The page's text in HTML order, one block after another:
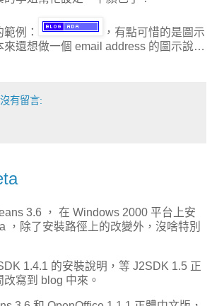
例：
，有點可惜的是圖示
來還想做一個 email address 的圖示說…
沒有留言:
3.6 ， 在 Windows 2000 平台上安
，除了安裝路徑上的改變外，沒啥特別
1.4.1 的安裝說明，等 J2SDK 1.5 正
寫到 blog 中來。